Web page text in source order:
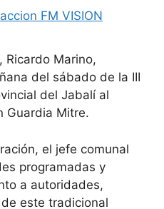
FM VISION
Ricardo Marino,
del sábado de la III
del Jabalí al
Guardia Mitre.
el jefe comunal
programadas y
a autoridades,
este tradicional